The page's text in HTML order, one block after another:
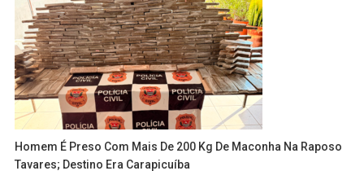
Homem É Preso Com Mais De 200 Kg De Maconha Na Raposo
Tavares; Destino Era Carapicuíba